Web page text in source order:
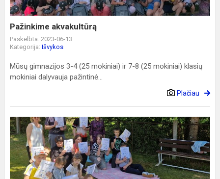
Pažinkime akvakultūrą
Paskelbta: 2023-06-13
Kategorija: Išvykos
Mūsų gimnazijos 3-4 (25 mokiniai) ir 7-8 (25 mokiniai) klasių
mokiniai dalyvauja pažintinė...
Plačiau
Sportuokime
kartu